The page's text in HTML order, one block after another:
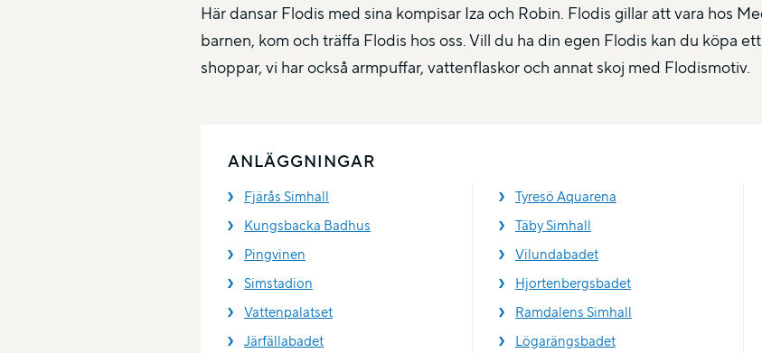
Här dansar Flodis med sina kompisar Iza och Robin. Flodis gillar att vara hos
barnen, kom och träffa Flodis hos oss. Vill du ha din egen Flodis kan du köpa
shoppar, vi har också armpuffar, vattenflaskor och annat skoj med Flodismotiv.
ANLÄGGNINGAR
Fjärås Simhall
Kungsbacka Badhus
Pingvinen
Simstadion
Vattenpalatset
Järfällabadet
Tyresö Aquarena
Täby Simhall
Vilundabadet
Hjortenbergsbadet
Ramdalens Simhall
Lögarängsbadet